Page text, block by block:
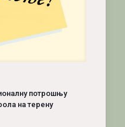
потрошњу
на терену